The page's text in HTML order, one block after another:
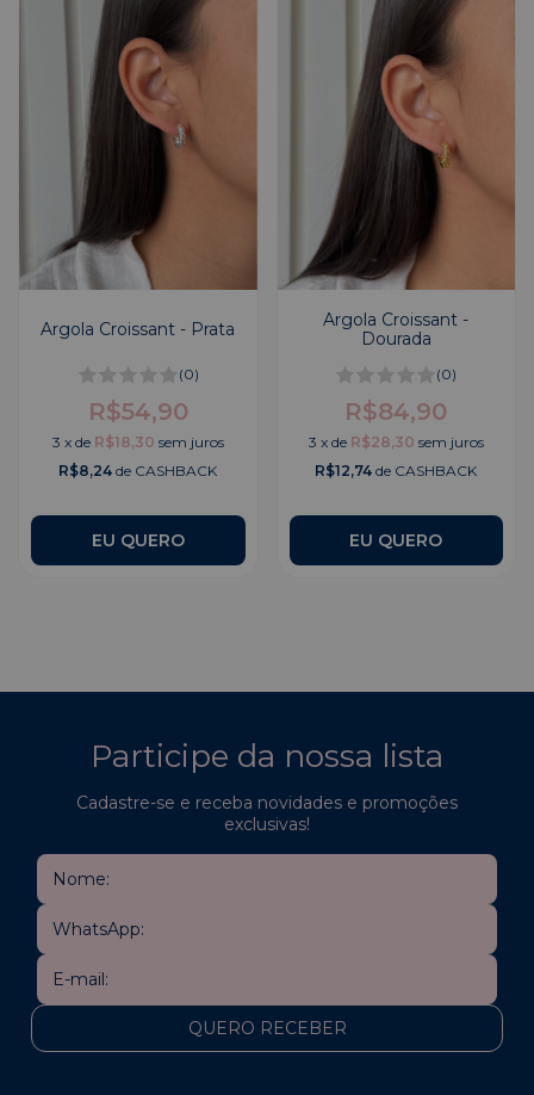
Argola Croissant - Prata
(0)
R$54,90
3 x de R$18,30 sem juros
R$8,24 de CASHBACK
Argola Croissant -
Dourada
(0)
R$84,90
3 x de R$28,30 sem juros
R$12,74 de CASHBACK
Participe da nossa lista
Cadastre-se e receba novidades e promoções
exclusivas!